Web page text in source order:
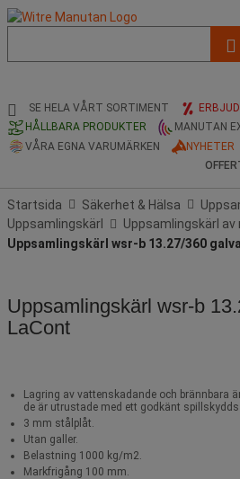
och
sökhistorik
SE HELA VÅRT SORTIMENT
HÅLLBARA PRODUKTER
MANUTAN
VÅRA EGNA VARUMÄRKEN
NYHETER
Startsida Säkerhet & Hälsa
Uppsamlingskärl
Uppsamlingskärl av
Uppsamlingskärl wsr-b 13.27/360
Uppsamlingskärl wsr-b
LaCont
Lagring av vattenskadande och brännbara
de är utrustade med ett godkänt
3 mm stålplåt.
Utan galler.
Belastning 1000 kg/m2.
Markfrigång 100 mm.